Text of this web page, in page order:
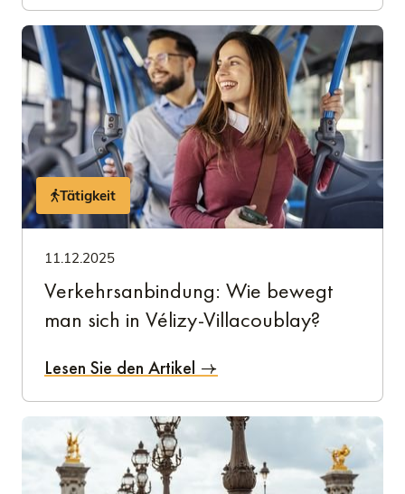
Tätigkeit
11.12.2025
Verkehrsanbindung: Wie bewegt
man sich in Vélizy-Villacoublay?
Lesen Sie den Artikel